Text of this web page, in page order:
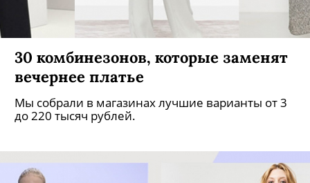
30 комбинезонов, которые заменят
вечернее платье
Мы собрали в магазинах лучшие варианты от 3
до 220 тысяч рублей.